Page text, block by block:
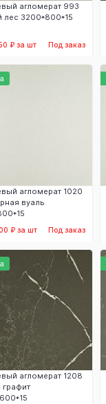
агломерат 993
лес 3200*800*15
₽ за шт Под заказ
Заказать
агломерат 1020
вуаль
₽ за шт Под заказ
Заказать
агломерат 1208
графит